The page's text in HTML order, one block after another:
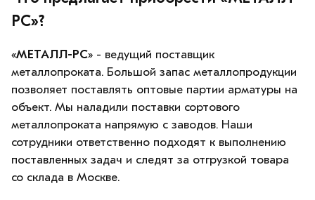
РС»?
«МЕТАЛЛ-РС» - ведущий поставщик
металлопроката. Большой запас металлопродукции
позволяет поставлять оптовые партии арматуры на
объект. Мы наладили поставки сортового
металлопроката напрямую с заводов. Наши
сотрудники ответственно подходят к выполнению
поставленных задач и следят за отгрузкой товара
со склада в Москве.